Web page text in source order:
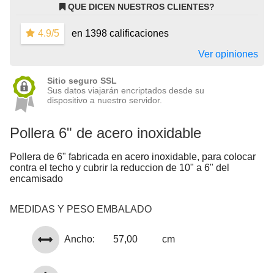
QUE DICEN NUESTROS CLIENTES?
4.9/5
en 1398 calificaciones
Ver opiniones
Sitio seguro SSL
Sus datos viajarán encriptados desde su
dispositivo a nuestro servidor.
Pollera 6" de acero inoxidable
Pollera de 6" fabricada en acero inoxidable, para colocar
contra el techo y cubrir la reduccion de 10" a 6" del
encamisado
MEDIDAS Y PESO EMBALADO
Ancho: 57,00 cm